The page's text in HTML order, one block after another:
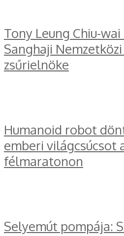
Tony Leung Chiu-
Sanghaji
zsűrielnöke
Humanoid robot
emberi világcsúcsot
félmaratonon
Selyemút pompája: